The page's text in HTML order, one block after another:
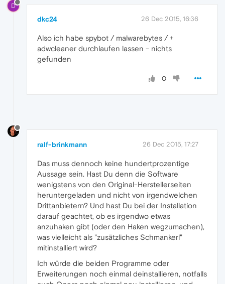
D
dkc24 26 Dec 2015, 16:36
Also ich habe spybot / malwarebytes / +
adwcleaner durchlaufen lassen - nichts
gefunden
0
ralf-brinkmann 26 Dec 2015, 17:27
Das muss dennoch keine hundertprozentige
Aussage sein. Hast Du denn die Software
wenigstens von den Original-Herstellerseiten
heruntergeladen und nicht von irgendwelchen
Drittanbietern? Und hast Du bei der Installation
darauf geachtet, ob es irgendwo etwas
anzuhaken gibt (oder den Haken wegzumachen),
was vielleicht als "zusätzliches Schmankerl"
mitinstalliert wird?
Ich würde die beiden Programme oder
Erweiterungen noch einmal deinstallieren, notfalls